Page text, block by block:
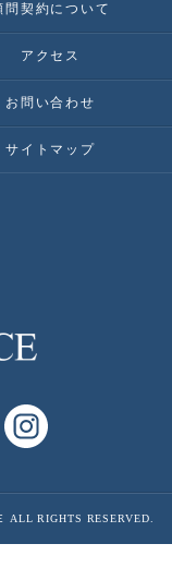
問契約について
アクセス
お問い合わせ
サイトマップ
ALL RIGHTS RESERVED.